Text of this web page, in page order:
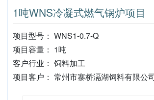
1吨WNS冷凝式燃气锅炉项目
项目型号： WNS1-0.7-Q
项目容量： 1吨
客户行业： 饲料加工
项目客户： 常州市寨桥滆湖饲料有限公